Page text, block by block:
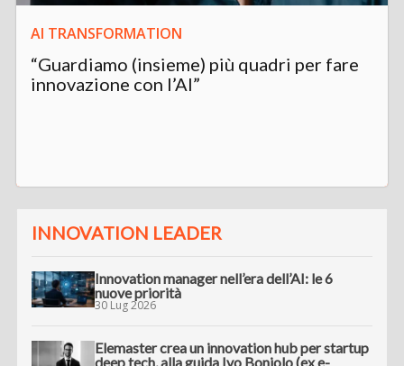
AI TRANSFORMATION
“Guardiamo (insieme) più quadri per fare
innovazione con l’AI”
INNOVATION LEADER
Innovation manager nell’era dell’AI: le 6
nuove priorità
30 Lug 2026
Elemaster crea un innovation hub per startup
deep tech, alla guida Ivo Boniolo (ex e-